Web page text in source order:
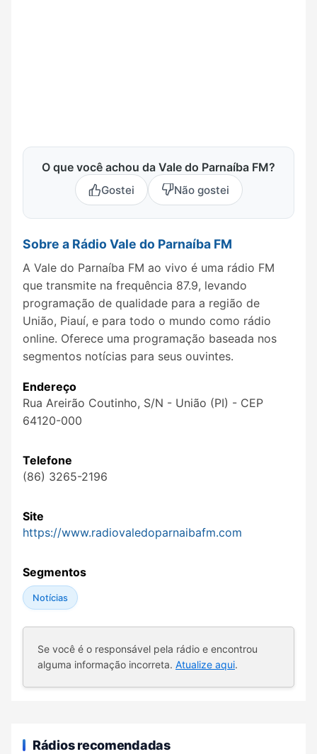
O que você achou da Vale do Parnaíba FM?
Gostei Não gostei
Sobre a Rádio Vale do Parnaíba FM
A Vale do Parnaíba FM ao vivo é uma rádio FM
que transmite na frequência 87.9, levando
programação de qualidade para a região de
União, Piauí, e para todo o mundo como rádio
online. Oferece uma programação baseada nos
segmentos notícias para seus ouvintes.
Endereço
Rua Areirão Coutinho, S/N - União (PI) - CEP
64120-000
Telefone
(86) 3265-2196
Site
https://www.radiovaledoparnaibafm.com
Segmentos
Notícias
Se você é o responsável pela rádio e encontrou
alguma informação incorreta. Atualize aqui.
Rádios recomendadas